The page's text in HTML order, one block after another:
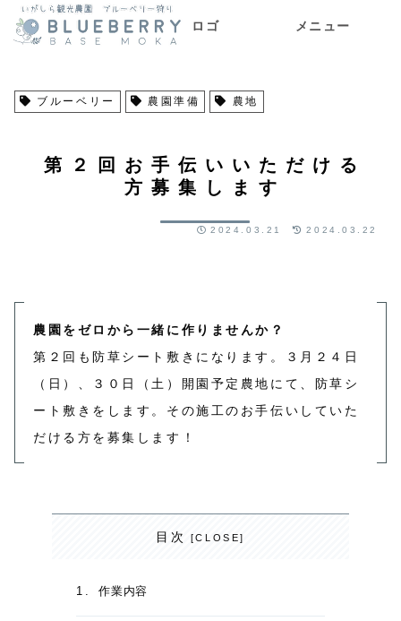
ロゴ メニュー
ブルーベリー 農園準備 農地
第２回お手伝いいただける
方募集します
2024.03.21 2024.03.22
農園をゼロから一緒に作りませんか？
第２回も防草シート敷きになります。３月２４日
（日）、３０日（土）開園予定農地にて、防草シ
ート敷きをします。その施工のお手伝いしていた
だける方を募集します！
目次
作業内容